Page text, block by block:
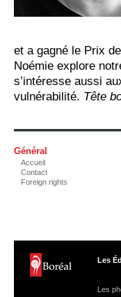
et a gagné le Prix
Noémie explore
s’intéresse aussi
vulnérabilité. Tête
Général
Accueil
Contact
Foreign rights
Les
Les